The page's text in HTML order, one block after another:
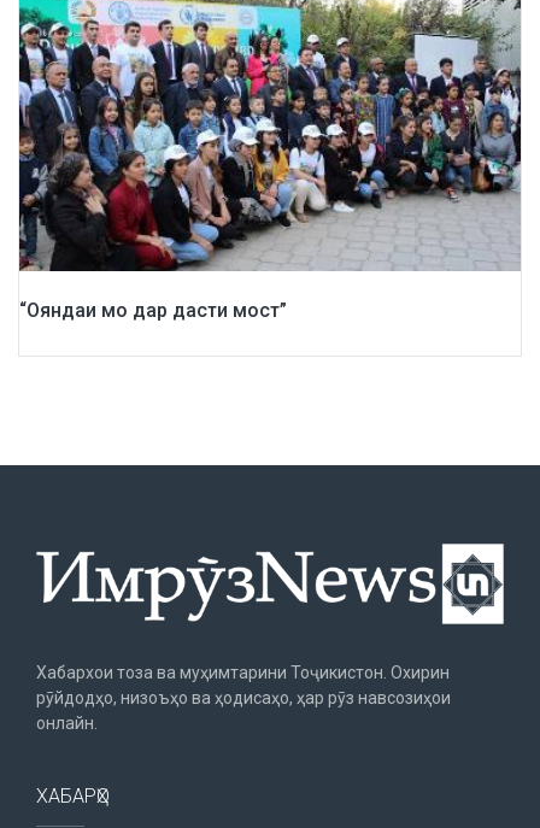
“Ояндаи мо дар дасти мост”
Хабархои тоза ва муҳимтарини Тоҷикистон. Охирин
рӯйдодҳо, низоъҳо ва ҳодисаҳо, ҳар рӯз навсозиҳои
онлайн.
ХАБАРҲО